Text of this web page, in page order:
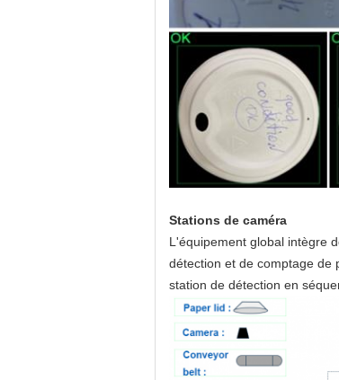
Stations de caméra
L'équipement global intègre
détection et de comptage de
station de détection en